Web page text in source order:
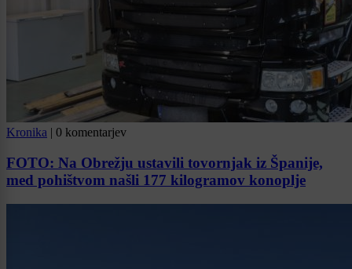
Kronika | 0 komentarjev
FOTO: Na Obrežju ustavili tovornjak iz Španije,
med pohištvom našli 177 kilogramov konoplje